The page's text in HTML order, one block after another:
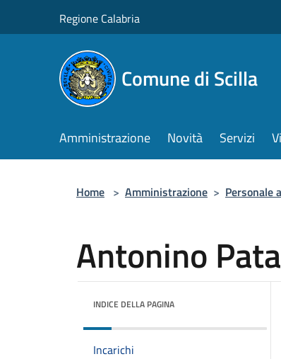
Regione Calabria
Comune di Scilla
Amministrazione Novità Servizi
Home > Amministrazione > Personale
Antonino
INDICE DELLA PAGINA
Incarichi